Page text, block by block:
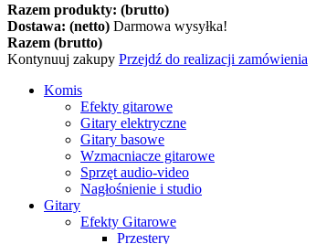
Razem produkty: (brutto)
Dostawa: (netto) Darmowa wysyłka!
Razem (brutto)
Kontynuuj zakupy Przejdź do realizacji zamówienia
Komis
Efekty gitarowe
Gitary elektryczne
Gitary basowe
Wzmacniacze gitarowe
Sprzęt audio-video
Nagłośnienie i studio
Gitary
Efekty Gitarowe
Przestery